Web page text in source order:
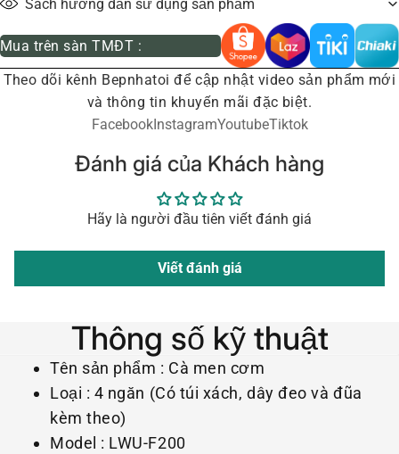
Sách hướng dẫn sử dụng sản phẩm
Mua trên sàn TMĐT :
Theo dõi kênh Bepnhatoi để cập nhật video sản phẩm mới
và thông tin khuyến mãi đặc biệt.
FacebookInstagramYoutubeTiktok
Đánh giá của Khách hàng
Hãy là người đầu tiên viết đánh giá
Viết đánh giá
Thông số kỹ thuật
Tên sản phẩm : Cà men cơm
Loại : 4 ngăn (Có túi xách, dây đeo và đũa
kèm theo)
Model : LWU-F200